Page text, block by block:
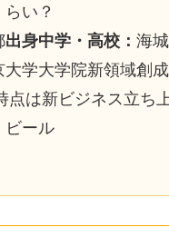
い？
出身中学・高校：海
大学大学院新領域創
点は新ビジネス立ち
ビール